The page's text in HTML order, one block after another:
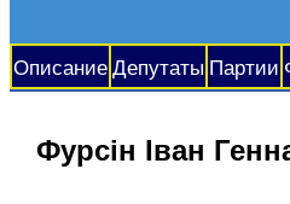
Описание Депутаты Партии
Фурсін Іван